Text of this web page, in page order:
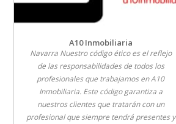
A10 Inmobiliaria
Navarra Nuestro código ético es el reflejo
de las responsabilidades de todos los
profesionales que trabajamos en A10
Inmobiliaria. Este código garantiza a
nuestros clientes que tratarán con un
profesional que siempre tendrá presentes y